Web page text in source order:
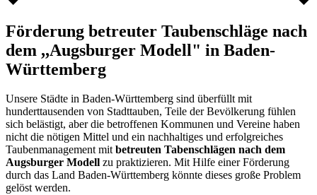
Förderung betreuter Taubenschläge nach
dem ,,Augsburger Modell" in Baden-
Württemberg
Unsere Städte in Baden-Württemberg sind überfüllt mit
hunderttausenden von Stadttauben, Teile der Bevölkerung fühlen
sich belästigt, aber die betroffenen Kommunen und Vereine haben
nicht die nötigen Mittel und ein nachhaltiges und erfolgreiches
Taubenmanagement mitbetreuten Tabenschlägen nach dem
Augsburger Modell zu praktizieren. Mit Hilfe einer Förderung
durch das Land Baden-Württemberg könnte dieses große Problem
gelöst werden.